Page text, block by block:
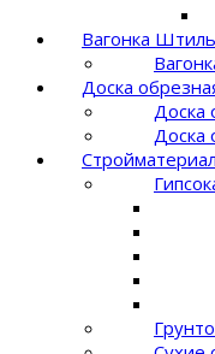
Вагонка Штиль
Доска
Доска
Доска